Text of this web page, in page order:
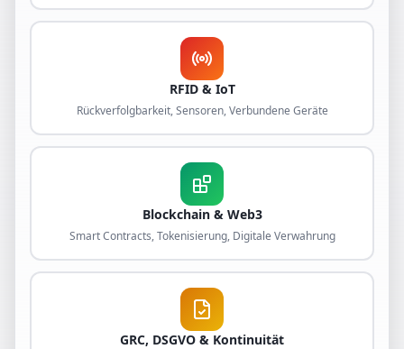
RFID & IoT
Rückverfolgbarkeit, Sensoren, Verbundene Geräte
Blockchain & Web3
Smart Contracts, Tokenisierung, Digitale Verwahrung
GRC, DSGVO & Kontinuität